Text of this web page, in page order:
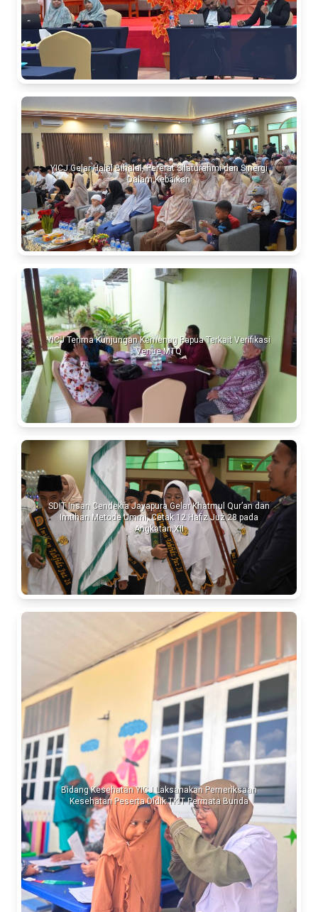
YICJ Gelar Halal Bihalal, Pererat Silaturahmi dan Sinergi
Dalam Kebaikan
YICJ Terima Kunjungan Kemenag Papua Terkait Verifikasi
Venue MTQ
SDIT Insan Cendekia Jayapura Gelar Khatmul Qur’an dan
Imtihan Metode Ummi, Cetak 12 Hafiz Juz 28 pada
Angkatan XII
Bidang Kesehatan YICJ Laksanakan Pemeriksaan
Kesehatan Peserta Didik TKIT Permata Bunda